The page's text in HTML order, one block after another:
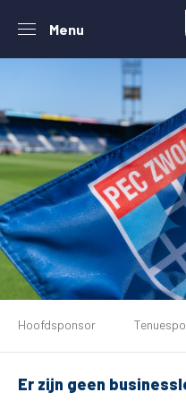
Menu
Tickets
Matchdays
Hoofdsponsor
Er zijn geen